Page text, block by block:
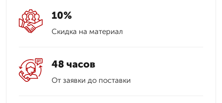
10%
Скидка на материал
48 часов
От заявки до поставки